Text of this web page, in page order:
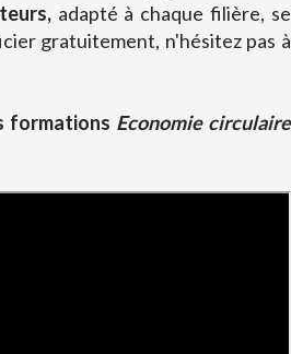
adapté à chaque filière, se
gratuitement, n'hésitez pas à
formations Economie circulaire